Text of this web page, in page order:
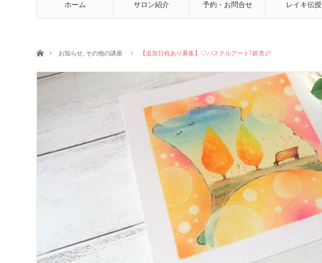
ホーム サロン紹介 予約・お問合せ レイキ伝授
ホームお知らせ, その他の講座 【追加日程あり募集】♡パステルアート｢銀杏｣♡